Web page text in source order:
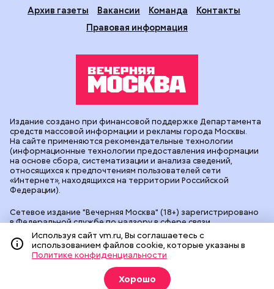
Архив газеты
Вакансии Команда
Контакты
Правовая информация
Сетевое издание "Вечерняя Москва" (18+) зарегистрировано
в Федеральной службе по надзору в сфере связи,
информационных технологий и массовых коммуникаций
(Роскомнадзор). Свидетельство о регистрации ЭЛ № ФС 77 -
90524 от 09.12.2025. Учредитель: АО "Редакция газеты
"Вечерняя Москва". Главный редакторvm.ru
Геннадьевич Глуходедов. Адрес редакции: 127015, г.Москва,
Бумажный пр-д, д. 14, стр. 2. Телефон:
+7(499)557-04-24
Издание создано при финансовой поддержке Департамента
средств массовой информации и рекламы города Москвы.
На сайте применяются рекомендательные технологии
(информационные технологии предоставления информации
на основе сбора, систематизации и анализа сведений,
относящихся к предпочтениям пользователей сети
«Интернет», находящихся на территории Российской
Федерации).
Используя сайт vm.ru, Вы соглашаетесь с
использованием файлов cookie, которые указаны в
Политике конфиденциальности
Хорошо